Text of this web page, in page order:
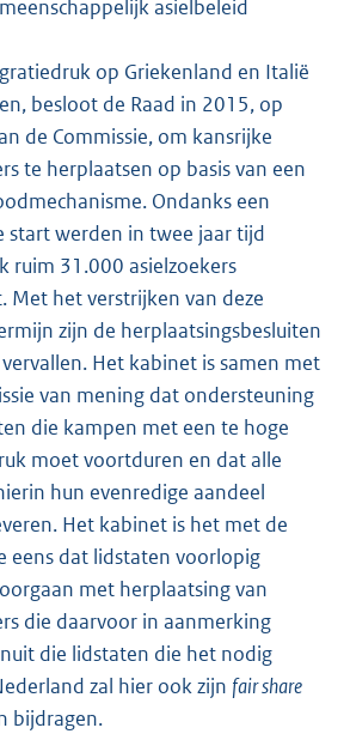
asielbeleid
op Griekenland en Italië
besloot de Raad in 2015, op
de Commissie, om kansrijke
te herplaatsen op basis van een
Ondanks een
start werden in twee jaar tijd
ruim 31.000 asielzoekers
Met het verstrijken van deze
zijn de herplaatsingsbesluiten
Het kabinet is samen met
van mening dat ondersteuning
die kampen met een te hoge
moet voortduren en dat alle
hun evenredige aandeel
Het kabinet is het met de
eens dat lidstaten voorlopig
met herplaatsing van
die daarvoor in aanmerking
die lidstaten die het nodig
zal hier ook zijn fair share
bijdragen.